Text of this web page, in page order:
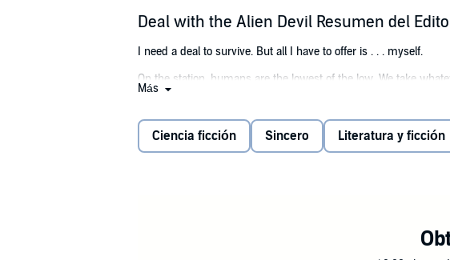
Deal with the Alien Devil Resumen del
I need a deal to survive. But all I have to offer is . . . myself.
On the station, humans are the lowest of the low. We take
So when my best friend goes missing, I'm desperate to find
Más
Ciencia ficción Sincero Literatura y ficción